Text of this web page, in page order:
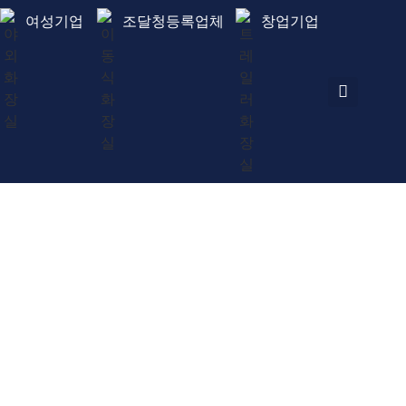
여성기업 조달청등록업체 창업기업